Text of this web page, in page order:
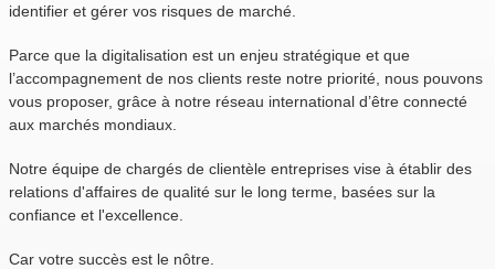
identifier et gérer vos risques de marché.
Parce que la digitalisation est un enjeu stratégique et que
l’accompagnement de nos clients reste notre priorité, nous pouvons
vous proposer, grâce à notre réseau international d’être connecté
aux marchés mondiaux.
Notre équipe de chargés de clientèle entreprises vise à établir des
relations d'affaires de qualité sur le long terme, basées sur la
confiance et l'excellence.
Car votre succès est le nôtre.